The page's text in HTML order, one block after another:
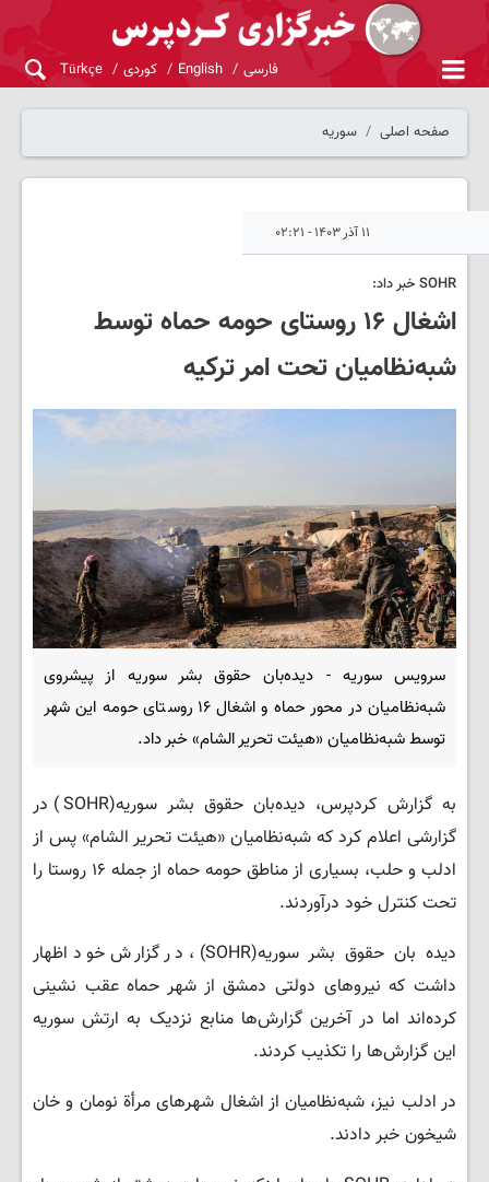
فارسی English کوردی Türkçe
صفحه اصلی سوریه
۱۱ آذر ۱۴۰۳ - ۰۲:۲۱
SOHR خبر داد:
اشغال ۱۶ روستای حومه حماه توسط
شبه‌نظامیان تحت امر ترکیه
سرویس سوریه - دیده‌بان حقوق بشر سوریه از پیشروی
شبه‌نظامیان در محور حماه و اشغال ۱۶ روستای حومه این شهر
توسط شبه‌نظامیان «هیئت تحریر الشام» خبر داد.
به گزارش کردپرس، دیده‌بان حقوق بشر سوریه(SOHR) در
گزارشی اعلام کرد که شبه‌نظامیان «هیئت تحریر الشام» پس از
ادلب و حلب، بسیاری از مناطق حومه حماه از جمله ۱۶ روستا را
تحت کنترل خود درآوردند.
دیده بان حقوق بشر سوریه(SOHR)، در گزارش خود اظهار
داشت که نیروهای دولتی دمشق از شهر حماه عقب نشینی
کرده‌اند اما در آخرین گزارش‌ها منابع نزدیک به ارتش سوریه
این گزارش‌ها را تکذیب کردند.
در ادلب نیز، شبه‌نظامیان از اشغال شهرهای مرأة نومان و خان
​​شیخون خبر دادند.